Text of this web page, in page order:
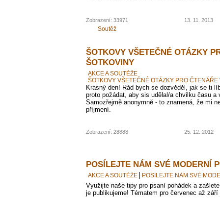
Zobrazení: 33971 13. 11. 2013
Soutěž
ŠOTKOVY VŠETEČNÉ OTÁZKY
ŠOTKOVINY
AKCE A SOUTĚŽE
ŠOTKOVY VŠETEČNÉ OTÁZKY PRO
Krásný den! Rád bych se dozvěděl, jak se ti
proto požádat, aby sis udělal/a chvilku času a
Samozřejmě anonymně - to znamená, že mi
příjmení.
Zobrazení: 28888 25. 12. 2012
POSÍLEJTE NÁM SVÉ MODERNÍ
AKCE A SOUTĚŽE POSÍLEJTE NÁM SVÉ
Využijte naše tipy pro psaní pohádek a
je publikujeme! Tématem pro červenec až